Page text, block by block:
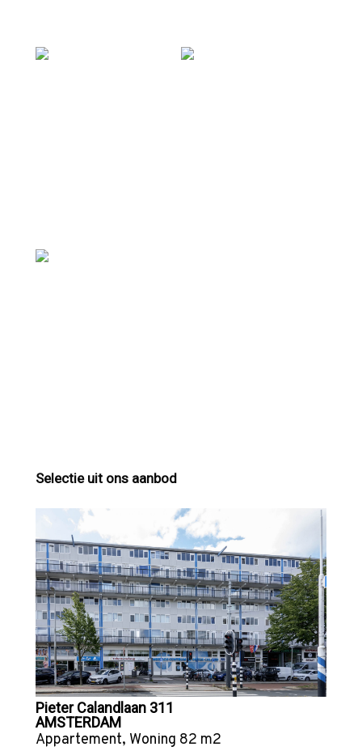
Selectie uit ons aanbod
Pieter Calandlaan 311
AMSTERDAM
Appartement, Woning 82 m2